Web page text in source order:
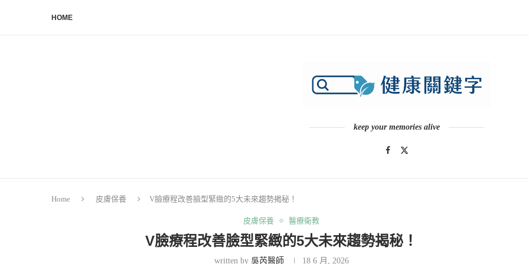
HOME
keep your memories alive
Home 皮膚保養 V臉療程改善臉型緊緻的5大未來趨勢揭秘！
皮膚保養 醫療衛教
V臉療程改善臉型緊緻的5大未來趨勢揭秘！
written by 吳芮醫師 18 6 月, 2026